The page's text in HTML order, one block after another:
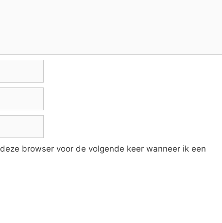
browser voor de volgende keer wanneer ik een